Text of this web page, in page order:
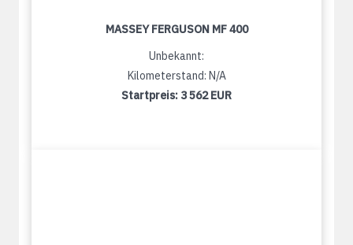
MASSEY FERGUSON MF 400
Unbekannt:
Kilometerstand: N/A
Startpreis: 3 562 EUR